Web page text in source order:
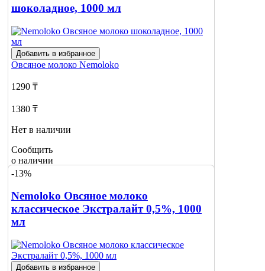
шоколадное, 1000 мл
Добавить в избранное
Овсяное молоко Nemoloko
1290 ₸
1380 ₸
Нет в наличии
Сообщить
о наличии
2
-13%
Nemoloko Овсяное молоко
классическое Экстралайт 0,5%, 1000
мл
Добавить в избранное